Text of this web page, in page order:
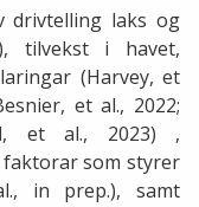
drivtelling laks og
tilvekst i havet,
(Harvey, et
et al., 2022;
et al., 2023) ,
som styrer
in prep.), samt